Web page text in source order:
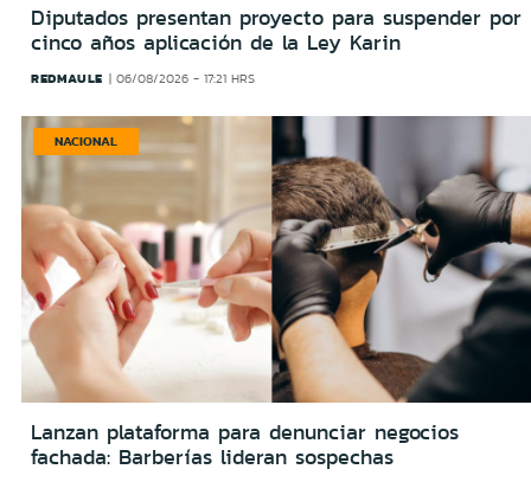
Diputados presentan proyecto para suspender por
cinco años aplicación de la Ley Karin
REDMAULE 06/08/2026 - 17:21 HRS
NACIONAL
Lanzan plataforma para denunciar negocios
fachada: Barberías lideran sospechas